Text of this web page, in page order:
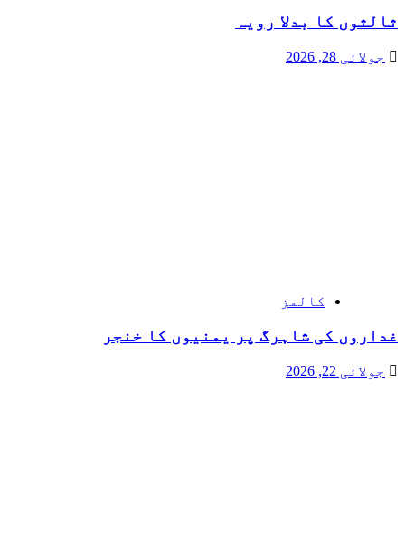
ثالثوں کا بدلا رویہ
جولائی 28, 2026
کالمز
غداروں کی شاہرگ پر یمنیوں کا خنجر
جولائی 22, 2026